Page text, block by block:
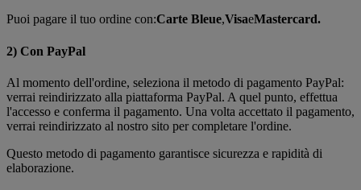
Puoi pagare il tuo ordine con:Carte Bleue,VisaeMastercard.
2) Con PayPal
Al momento dell'ordine, seleziona il metodo di pagamento PayPal:
verrai reindirizzato alla piattaforma PayPal. A quel punto, effettua
l'accesso e conferma il pagamento. Una volta accettato il pagamento,
verrai reindirizzato al nostro sito per completare l'ordine.
Questo metodo di pagamento garantisce sicurezza e rapidità di
elaborazione.